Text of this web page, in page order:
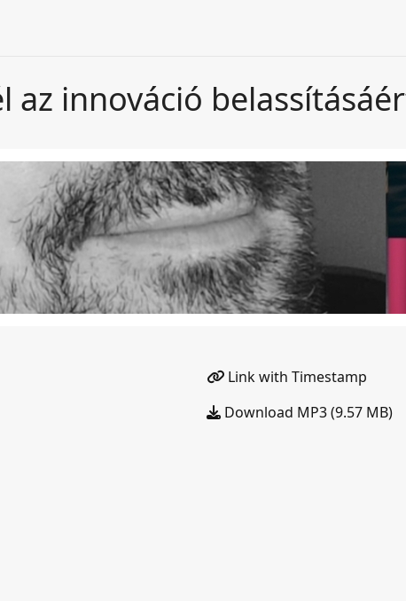
az innováció
Link with Timestamp
Download MP3 (9.57 MB)